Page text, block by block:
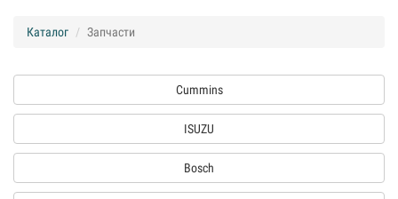
Каталог Запчасти
Cummins
ISUZU
Bosch